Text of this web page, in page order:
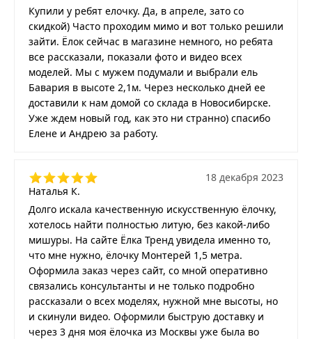
Купили у ребят елочку. Да, в апреле, зато со
скидкой) Часто проходим мимо и вот только решили
зайти. Ёлок сейчас в магазине немного, но ребята
все рассказали, показали фото и видео всех
моделей. Мы с мужем подумали и выбрали ель
Бавария в высоте 2,1м. Через несколько дней ее
доставили к нам домой со склада в Новосибирске.
Уже ждем новый год, как это ни странно) спасибо
Елене и Андрею за работу.
Наталья К.
18 декабря 2023
Долго искала качественную искусственную ёлочку,
хотелось найти полностью литую, без какой-либо
мишуры. На сайте Ёлка Тренд увидела именно то,
что мне нужно, ёлочку Монтерей 1,5 метра.
Оформила заказ через сайт, со мной оперативно
связались консультанты и не только подробно
рассказали о всех моделях, нужной мне высоты, но
и скинули видео. Оформили быструю доставку и
через 3 дня моя ёлочка из Москвы уже была во